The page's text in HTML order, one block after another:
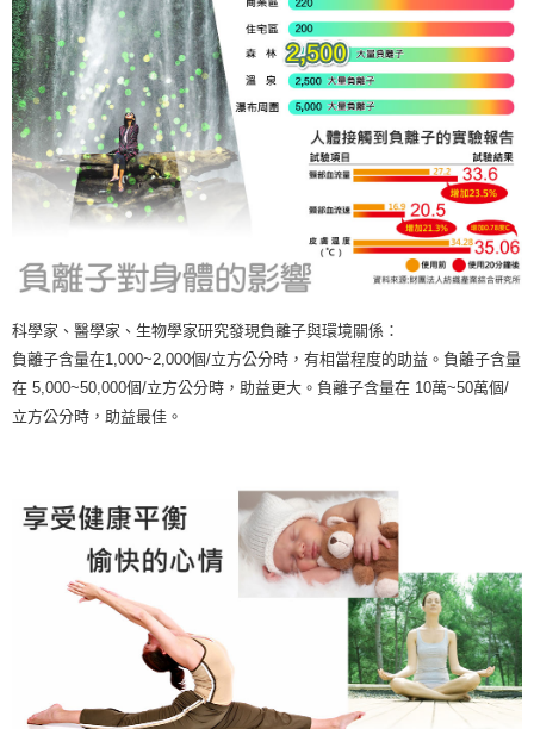
科學家、醫學家、生物學家研究發現負離子與環境關係：
負離子含量在1,000~2,000個/立方公分時，有相當程度的助益。負離子含量
在 5,000~50,000個/立方公分時，助益更大。負離子含量在 10萬~50萬個/
立方公分時，助益最佳。